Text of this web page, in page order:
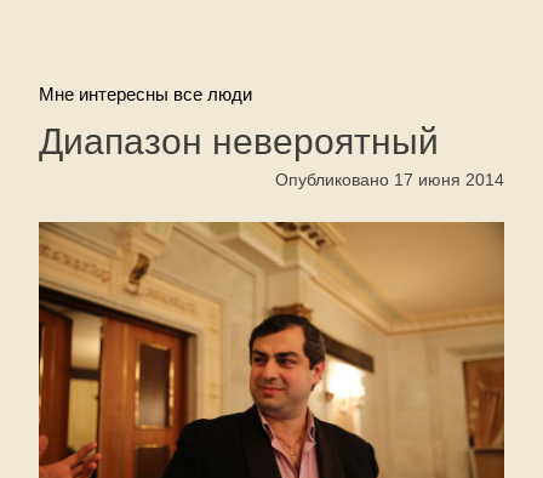
Мне интересны все люди
Диапазон невероятный
Опубликовано 17 июня 2014